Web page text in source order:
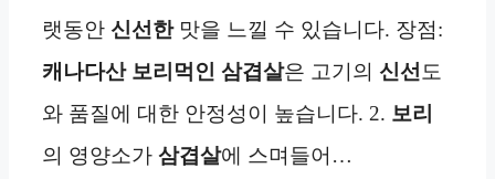
랫동안 신선한맛을 느낄 수 있습니다. 장점:
캐나다산 보리먹인 삼겹살은 고기의 신선 도
와 품질에 대한 안정성이 높습니다. 2. 보리
의 영양소가 삼겹살에 스며들어…